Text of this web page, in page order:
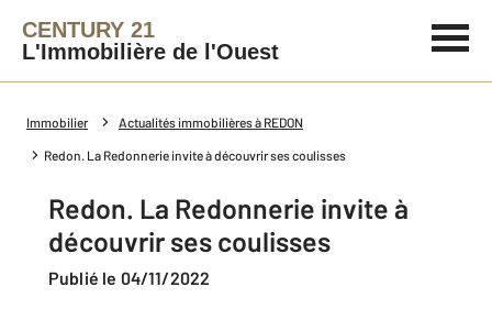
CENTURY 21
L'Immobilière de l'Ouest
Immobilier Actualités immobilières à REDON
Redon. La Redonnerie invite à découvrir ses coulisses
Redon. La Redonnerie invite à
découvrir ses coulisses
Publié le 04/11/2022